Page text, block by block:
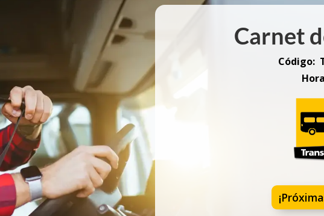
Carnet
Código: